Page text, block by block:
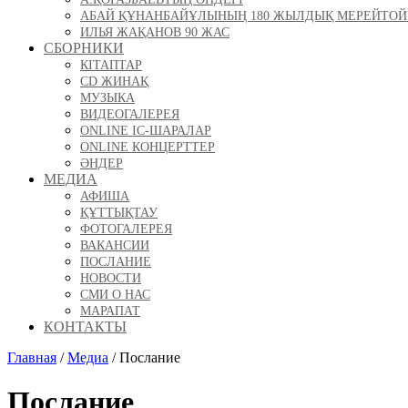
АБАЙ ҚҰНАНБАЙҰЛЫНЫҢ 180 ЖЫЛДЫҚ
ИЛЬЯ ЖАҚАНОВ 90 ЖАС
СБОРНИКИ
КІТАПТАР
CD ЖИНАҚ
МУЗЫКА
ВИДЕОГАЛЕРЕЯ
ONLINE ІС-ШАРАЛАР
ONLINE КОНЦЕРТТЕР
ӘНДЕР
МЕДИА
АФИША
ҚҰТТЫҚТАУ
ФОТОГАЛЕРЕЯ
ВАКАНСИИ
ПОСЛАНИЕ
НОВОСТИ
СМИ О НАС
МАРАПАТ
КОНТАКТЫ
Главная /Медиа /Послание